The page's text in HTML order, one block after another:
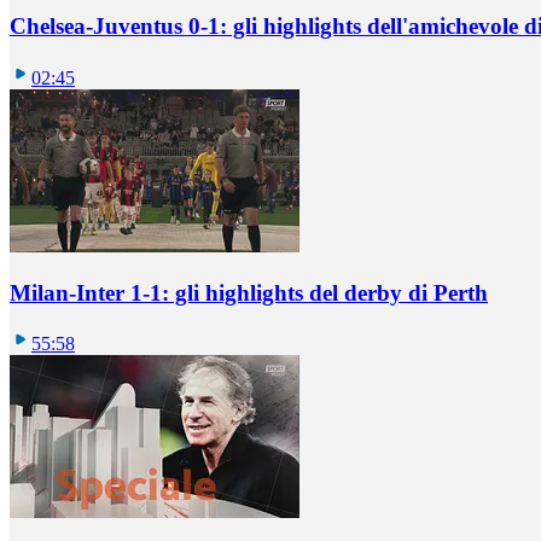
Chelsea-Juventus 0-1: gli highlights dell'amichevole
02:45
Milan-Inter 1-1: gli highlights del derby di Perth
55:58